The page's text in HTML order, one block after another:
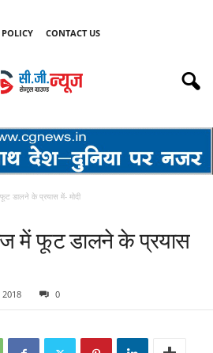
CONTACT US
फूट डालने के प्रयास में- मोदी
में फूट डालने के प्रयास
2018 0